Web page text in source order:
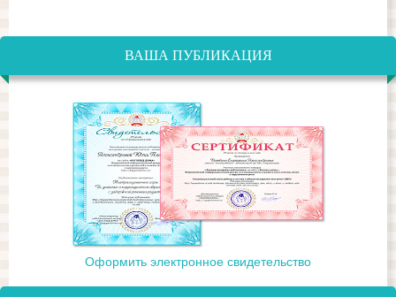
ВАША ПУБЛИКАЦИЯ
Оформить электронное свидетельство